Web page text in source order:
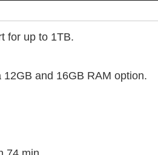
for up to 1TB.
and 16GB RAM option.